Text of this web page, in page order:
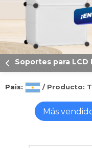
Soportes para LCD
Pais: / Producto:
Más